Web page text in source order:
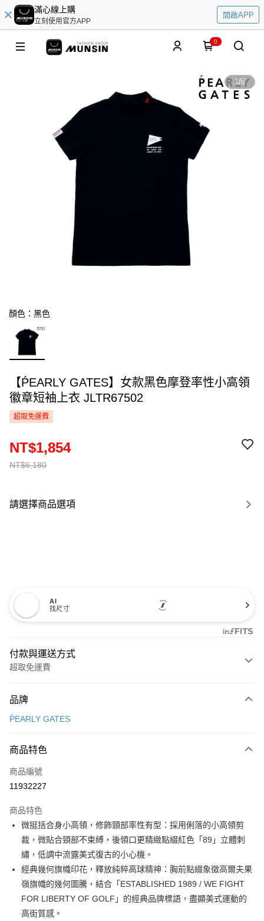
滿心線上購
立刻使用官方APP
開啟APP
0
1/8
顏色：黑色
【ṔEARLY GATES】女款黑色摩登率性小高領
徽章短袖上衣 JLTR67502
超取免運費
NT$6,180
NT$1,854
請選擇商品選項
AI
找尺寸
付款與運送方式
超取免運費
信用卡一次付款
LINE Pay
Apple Pay
悠遊付
大哥付你分期
相關說明
【大哥付你分期使用說明】
1.本服務由台灣大哥大提供，台灣大哥大用戶可立即使用無須另外申請。
2.付款方式選擇「大哥付你分期」，訂單成立後會自動跳轉到大哥付的交易
流程，驗證手機門號後，選擇欲分期的期數、繳款截止日，確認付款後即完
成交易。
3.實際核准額度、可分期數及費用金額請依後續交易確認頁面所載為準。
AFTEE先享後付
相關說明
【關於「AFTEE先享後付」】
AFTEE先享後付是「在收到商品之後才付款」的支付方式。 讓您購物簡單
ATM付款
品牌
ṔEARLY GATES
商品特色
商品編號
11932227
商品特色
微挺括合身小高領，修飾頸部率性有型：採用俐落的小高領剪
裁，微貼合頸部不束縛，後領口更精緻點綴紅色「89」立體刺
繡，低調中流露美式復古的小心機。
經典幾何旗幟印花，釋放純粹高球精神：胸前點綴象徵高爾夫果
嶺旗幟的幾何圖騰，結合「ESTABLISHED 1989 / WE FIGHT
FOR LIBERTY OF GOLF」的經典品牌標語，盡顯美式運動的
高街質感。